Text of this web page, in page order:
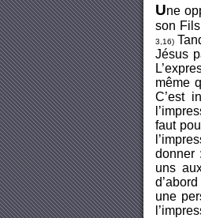
Une
son
3,16)
Jésus
même
C’est
faut
donner
uns
une